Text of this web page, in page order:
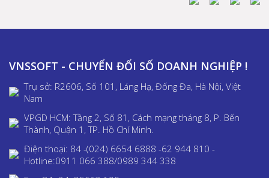
VNSSOFT - CHUYỂN ĐỔI SỐ DOANH NGHIỆP !
Trụ sở: R2606, Số 101, Láng Hạ, Đống Đa, Hà Nội, Việt
Nam
VPGD HCM: Tầng 2, Số 81, Cách mạng tháng 8, P. Bến
Thành, Quận 1, TP. Hồ Chí Minh.
Điện thoại: 84 -(024) 6654 6888 -62 944 810 -
Hotline:0911 066 388/0989 344 338